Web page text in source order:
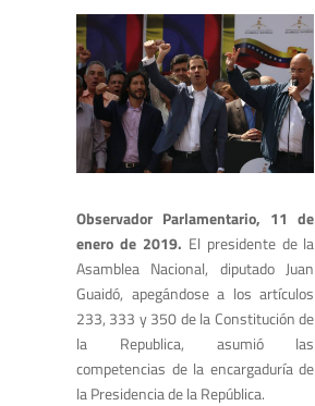
Observador Parlamentario, 11 de
enero de 2019. El presidente de la
Asamblea Nacional, diputado Juan
Guaidó, apegándose a los artículos
233, 333 y 350 de la Constitución de
la Republica, asumió las
competencias de la encargaduría de
la Presidencia de la República.